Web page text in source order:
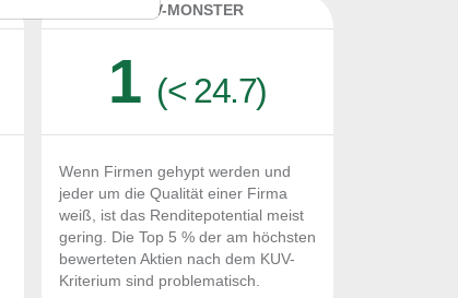
KUV-MONSTER
1 (< 24.7)
Wenn Firmen gehypt werden und
jeder um die Qualität einer Firma
weiß, ist das Renditepotential meist
gering. Die Top 5 % der am höchsten
bewerteten Aktien nach dem KUV-
Kriterium sind problematisch.